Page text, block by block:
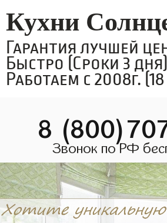
Кухни
Гарантия лучшей
Быстро (Сроки 3 дня)
Работаем с 2008г.
8
Звонок по РФ